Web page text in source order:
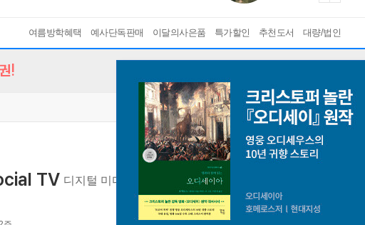
여름방학혜택 예사단독판매 이달의사은품 특가할인 추천도서 대량/법인
!
TV 디지털 미디어 산업의 빅트렌드